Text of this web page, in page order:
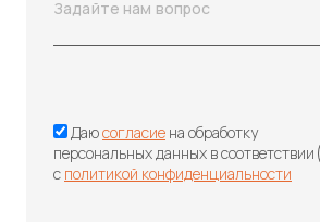
Даюсогласие на обработку
персональных данных в соответствии
с политикой конфиденциальности